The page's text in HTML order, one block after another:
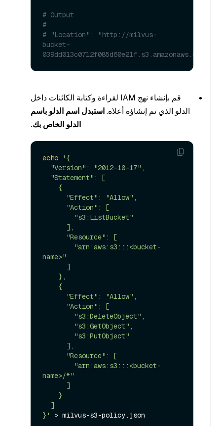
# Output
#
# "Location": "http://milvus-
bucket-
039dd013c0712f085d60e21f.s3.amazonaws.com/"
قم بإنشاء نهج IAM لقراءة وكتابة الكائنات داخل
الدلو الذي تم إنشاؤه أعلاه.استبدل اسم الدلو باسم
الدلو الخاص بك.
echo
'{
name>"
name>/*"
}'
> milvus-s3-policy.json